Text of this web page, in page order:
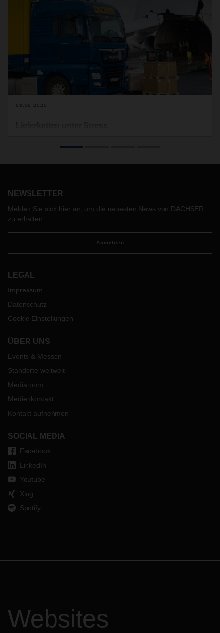
08.06.2020
NEWSLETTER
Melden Sie sich hier an, um die neuesten News von DACHSER
zu erhalten.
Anmelden
LEGAL
Impressum
Datenschutz
Cookie Einstellungen
ÜBER UNS
Events & Messen
Standorte weltweit
Mediaroom
Medienkontakt
Kontakt aufnehmen
SOCIAL MEDIA
Facebook
LinkedIn
Youtube
Xing
Spotify
Websites